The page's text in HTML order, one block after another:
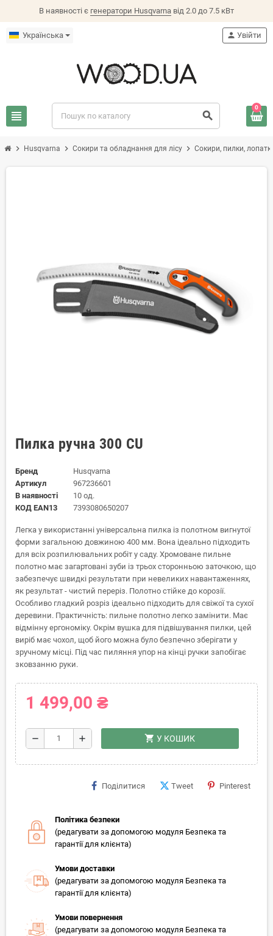
В наявності є генератори Husqvarna від 2.0 до 7.5 кВт
Українська
view_headline search
person Увійти
0
chevron_right Husqvarna chevron_right Сокири та обладнання для лісу chevron_right Сокири, пилки,
Пилка ручна 300 CU
Бренд
Husqvarna
Артикул
967236601
В наявності
10 од.
КОД EAN13
7393080650207
Легка у використанні універсальна пилка із полотном вигнутої
форми загальною довжиною 400 мм. Вона ідеально підходить
для всіх розпилювальних робіт у саду. Хромоване пильне
полотно має загартовані зуби із трьох сторонньою заточкою, що
забезпечує швидкі результати при невеликих навантаженнях,
як результат - чистий переріз. Полотно стійке до корозії.
Особливо гладкий розріз ідеально підходить для свіжої та сухої
деревини. Практичність: пильне полотно легко замінити. Має
відмінну ергономіку. Окрім вушка для підвішування пилки, цей
виріб має чохол, щоб його можна було безпечно зберігати у
зручному місці. Під час пиляння упор на кінці ручки запобігає
зковзанню руки.
1 499,00 ₴
remove add shopping_cart У КОШИК
Поділитися Tweet Pinterest
Політика безпеки
(редагувати за допомогою модуля Безпека та
гарантії для клієнта)
Умови доставки
(редагувати за допомогою модуля Безпека та
гарантії для клієнта)
Умови повернення
(редагувати за допомогою модуля Безпека та